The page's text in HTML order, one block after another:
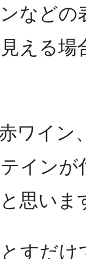
など
える場
ワイン
イン
思いま
すだ